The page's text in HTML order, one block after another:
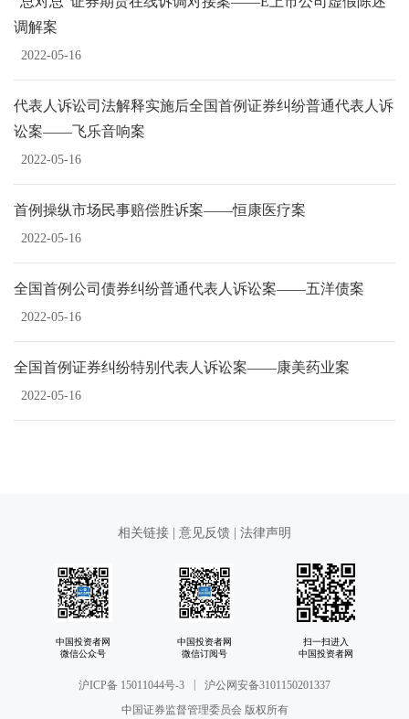
调解案
2022-05-16
代表人诉讼司法解释实施后全国首例证券纠纷普通代表人诉
讼案——飞乐音响案
2022-05-16
首例操纵市场民事赔偿胜诉案——恒康医疗案
2022-05-16
全国首例公司债券纠纷普通代表人诉讼案——五洋债案
2022-05-16
全国首例证券纠纷特别代表人诉讼案——康美药业案
2022-05-16
相关链接 意见反馈 法律声明
中国投资者网
微信公众号
中国投资者网
微信订阅号
扫一扫进入
中国投资者网
沪ICP备 15011044号-3
沪公网安备3101150201337
中国证券监督管理委员会 版权所有